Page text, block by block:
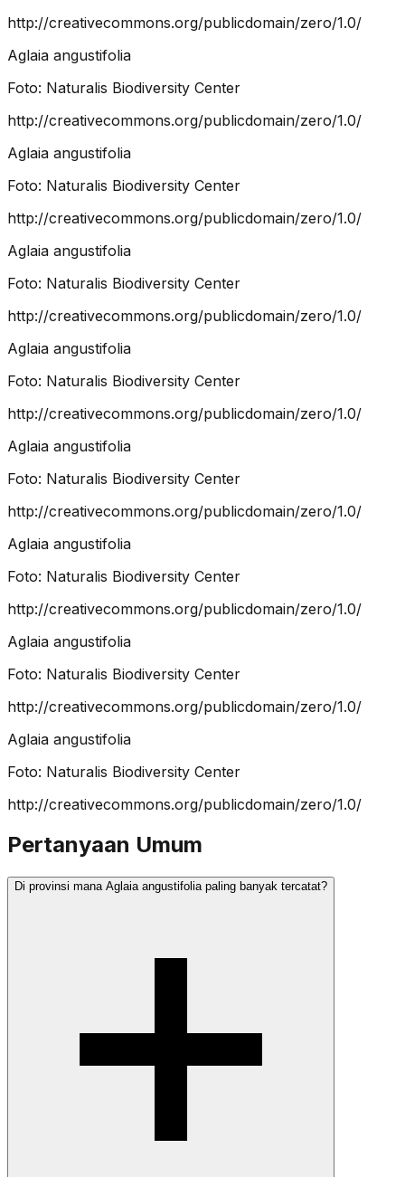
http://creativecommons.org/publicdomain/zero/1.0/
Aglaia angustifolia
Foto: Naturalis Biodiversity Center
http://creativecommons.org/publicdomain/zero/1.0/
Aglaia angustifolia
Foto: Naturalis Biodiversity Center
http://creativecommons.org/publicdomain/zero/1.0/
Aglaia angustifolia
Foto: Naturalis Biodiversity Center
http://creativecommons.org/publicdomain/zero/1.0/
Aglaia angustifolia
Foto: Naturalis Biodiversity Center
http://creativecommons.org/publicdomain/zero/1.0/
Aglaia angustifolia
Foto: Naturalis Biodiversity Center
http://creativecommons.org/publicdomain/zero/1.0/
Aglaia angustifolia
Foto: Naturalis Biodiversity Center
http://creativecommons.org/publicdomain/zero/1.0/
Aglaia angustifolia
Foto: Naturalis Biodiversity Center
http://creativecommons.org/publicdomain/zero/1.0/
Aglaia angustifolia
Foto: Naturalis Biodiversity Center
http://creativecommons.org/publicdomain/zero/1.0/
Pertanyaan Umum
Di provinsi mana Aglaia angustifolia paling banyak tercatat?